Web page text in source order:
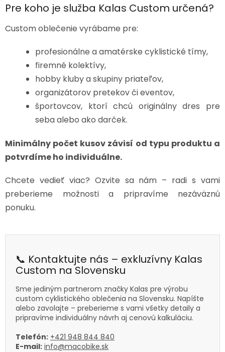
Pre koho je služba Kalas Custom určená?
Custom oblečenie vyrábame pre:
profesionálne a amatérske cyklistické tímy,
firemné kolektívy,
hobby kluby a skupiny priateľov,
organizátorov pretekov či eventov,
športovcov, ktorí chcú originálny dres pre
seba alebo ako darček.
Minimálny počet kusov závisí od typu produktu a
potvrdíme ho individuálne.
Chcete vedieť viac? Ozvite sa nám – radi s vami
preberieme možnosti a pripravíme nezáväznú
ponuku.
📞 Kontaktujte nás – exkluzívny Kalas
Custom na Slovensku
Sme jediným partnerom značky Kalas pre výrobu
custom cyklistického oblečenia na Slovensku. Napíšte
alebo zavolajte – preberieme s vami všetky detaily a
pripravíme individuálny návrh aj cenovú kalkuláciu.
Telefón: +421 948 844 840
E-mail: info@macobike.sk